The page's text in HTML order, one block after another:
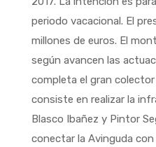
periodo vacacional. El
millones de euros. El
según avancen las
completa el gran colector
consiste en realizar la
Blasco Ibañez y Pintor
conectar la Avinguda con